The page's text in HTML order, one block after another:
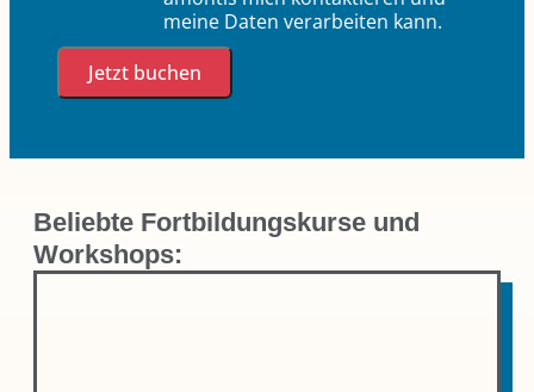
meine Daten verarbeiten kann.
Jetzt buchen
Beliebte Fortbildungskurse und
Workshops: